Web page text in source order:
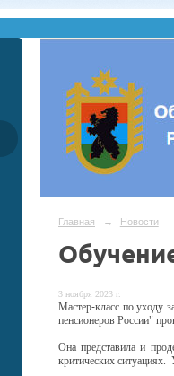
Главная → Новости
3 ноября 2023 г.
Мастер-класс по уходу
пенсионеров России"
Она представила и п
критических ситуациях.